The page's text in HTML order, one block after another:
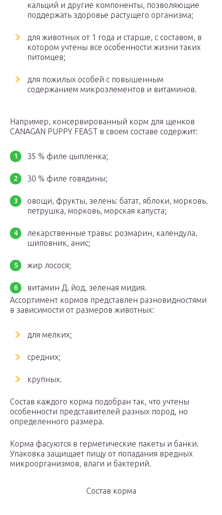
кальций и другие компоненты, позволяющие
поддержать здоровье растущего организма;
для животных от 1 года и старше, с составом, в
котором учтены все особенности жизни таких
питомцев;
для пожилых особей с повышенным
содержанием микроэлементов и витаминов.
Например, консервированный корм для щенков
CANAGAN PUPPY FEAST в своем составе содержит:
35 % филе цыпленка;
30 % филе говядины;
овощи, фрукты, зелень: батат, яблоки, морковь,
петрушка, морковь, морская капуста;
лекарственные травы: розмарин, календула,
шиповник, анис;
жир лосося;
витамин Д, йод, зеленая мидия.
Ассортимент кормов представлен разновидностями
в зависимости от размеров животных:
для мелких;
средних;
крупных.
Состав каждого корма подобран так, что учтены
особенности представителей разных пород, но
определенного размера.
Корма фасуются в герметические пакеты и банки.
Упаковка защищает пищу от попадания вредных
микроорганизмов, влаги и бактерий.
Состав корма